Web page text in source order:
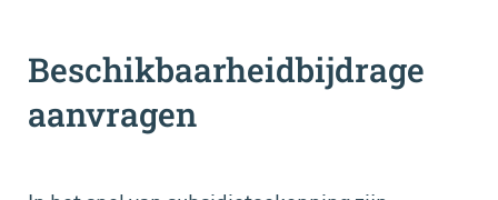
Beschikbaarheidbijdrage
aanvragen